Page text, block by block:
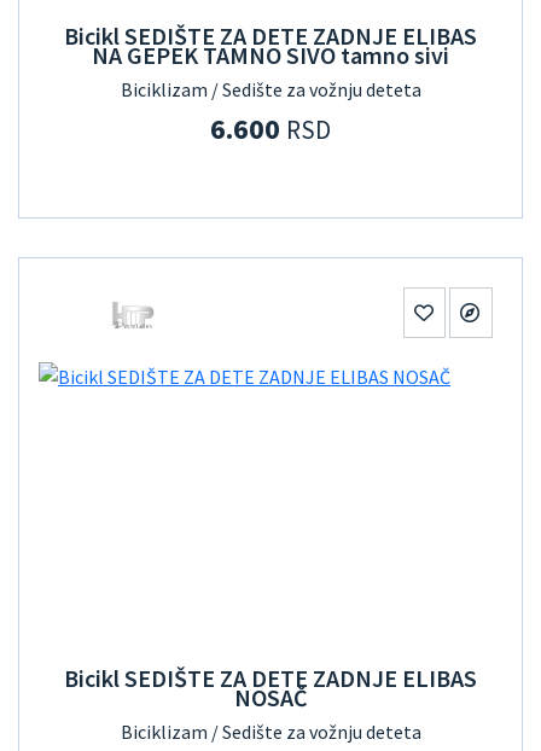
Bicikl SEDIŠTE ZA DETE ZADNJE ELIBAS
NA GEPEK TAMNO SIVO tamno sivi
Biciklizam / Sedište za vožnju deteta
6.600 RSD
Bicikl SEDIŠTE ZA DETE ZADNJE ELIBAS
NOSAČ
Biciklizam / Sedište za vožnju deteta